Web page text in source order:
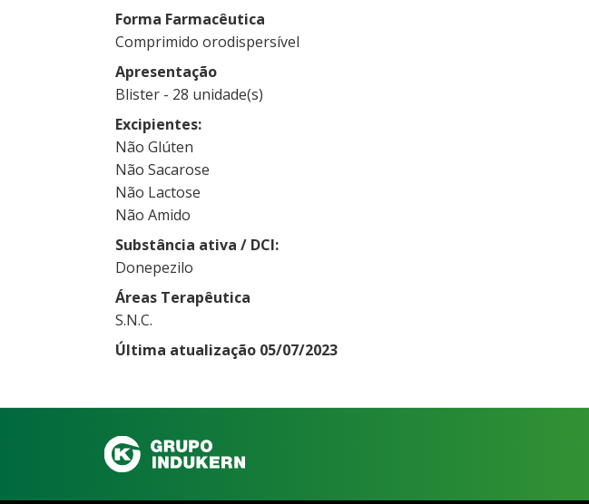
Forma Farmacêutica
Comprimido orodispersível
Apresentação
Blister - 28 unidade(s)
Excipientes
Não Glúten
Não Sacarose
Não Lactose
Não Amido
Substância ativa / DCI
Donepezilo
Áreas Terapêutica
S.N.C.
Última atualização 05/07/2023